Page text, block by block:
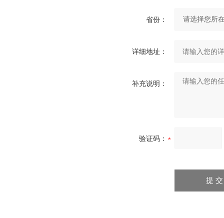
省份：
详细地址：
补充说明：
验证码：